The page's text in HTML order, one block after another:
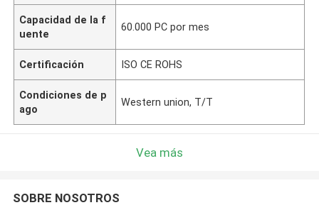
Capacidad de la f
uente
60.000 PC por mes
Certificación ISO CE ROHS
Condiciones de p
ago
Western union, T/T
Vea más
SOBRE NOSOTROS